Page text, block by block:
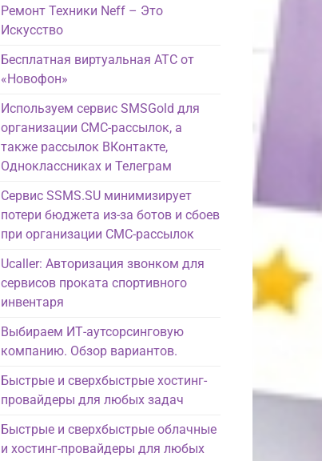
Ремонт Техники Neff – Это
Искусство
Бесплатная виртуальная АТС от
«Новофон»
Используем сервис SMSGold для
организации СМС-рассылок, а
также рассылок ВКонтакте,
Одноклассниках и Телеграм
Сервис SSMS.SU минимизирует
потери бюджета из-за ботов и сбоев
при организации СМС-рассылок
Ucaller: Авторизация звонком для
сервисов проката спортивного
инвентаря
Выбираем ИТ-аутсорсинговую
компанию. Обзор вариантов.
Быстрые и сверхбыстрые хостинг-
провайдеры для любых задач
Быстрые и сверхбыстрые облачные
и хостинг-провайдеры для любых